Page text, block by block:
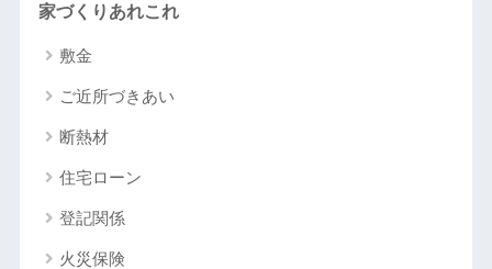
家づくりあれこれ
敷金
ご近所づきあい
断熱材
住宅ローン
登記関係
火災保険